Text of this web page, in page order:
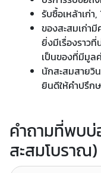
รับซื้อเหล้าเก่า
ของสะสมเก่า
ยิ่งมีเรื่องราวที่
เป็นของที่มีมูล
นักสะสมสายวิ
ยินดีให้คำปรึก
คำถามที่พบบ่
สะสมโบราณ)